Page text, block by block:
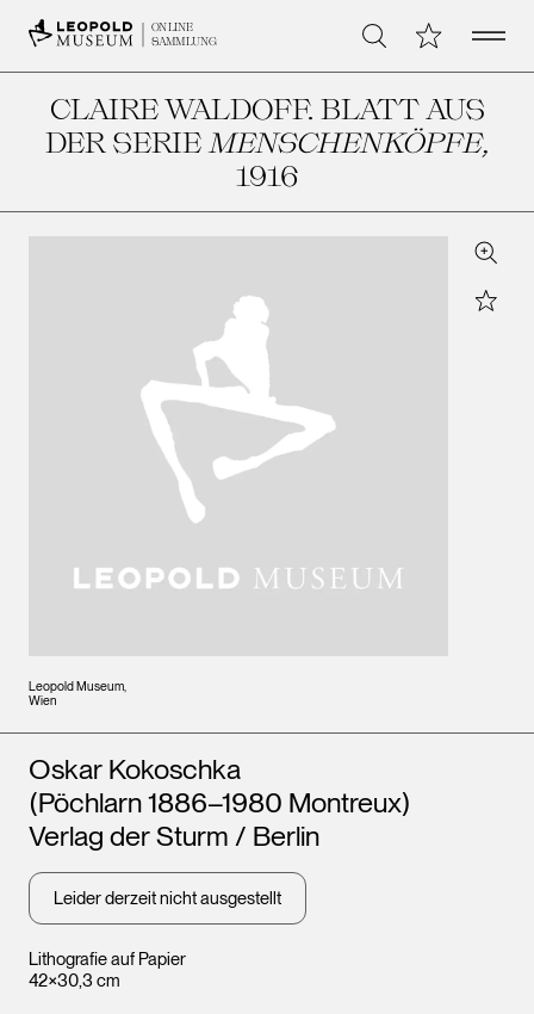
ONLINE
SAMMLUNG
Suche Meine Open
CLAIRE WALDOFF. BLATT AUS
DER SERIE MENSCHENKÖPFE,
1916
Leopold Museum,
Wien
Zoom
Star
Lithografie auf Papier
42×30,3 cm
Künstler*innen
Oskar Kokoschka
(Pöchlarn 1886–1980 Montreux)
Verlag der Sturm / Berlin
Leider derzeit nicht ausgestellt